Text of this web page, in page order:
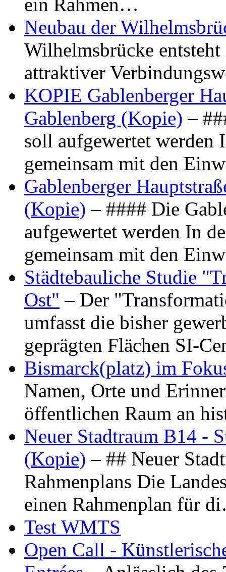
Neubau der
Wilhelmsbrücke
attraktiver
KOPIE Gablenberger
Gablenberg (Kopie) –
soll aufgewertet werden
gemeinsam mit den
Gablenberger
(Kopie) – #### Die
aufgewertet werden In
gemeinsam mit den
Städtebauliche Studie
Ost" – Der
umfasst die bisher
geprägten Flächen SI-
Bismarck(platz) im
Namen, Orte und
öffentlichen Raum an
Neuer Stadtraum B14 -
(Kopie) – ## Neuer
Rahmenplans Die
einen Rahmenplan für
Test WMTS
Open Call -